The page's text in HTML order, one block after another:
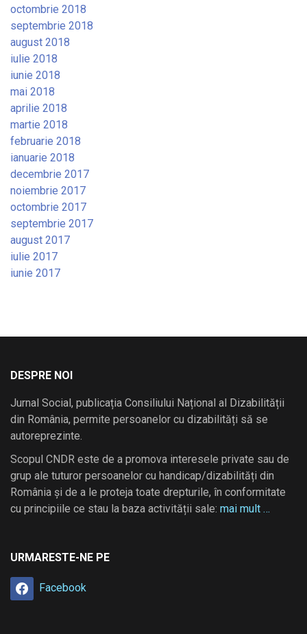
octombrie 2018
septembrie 2018
august 2018
iulie 2018
iunie 2018
mai 2018
aprilie 2018
martie 2018
februarie 2018
ianuarie 2018
decembrie 2017
noiembrie 2017
octombrie 2017
septembrie 2017
august 2017
iulie 2017
iunie 2017
DESPRE NOI
Jurnal Social, publicația Consiliului Național al Dizabilității
din România, permite persoanelor cu dizabilități să se
autoreprezinte.
Scopul CNDR este de a promova interesele private sau de
grup ale tuturor persoanelor cu handicap/dizabilități din
România și de a le proteja toate drepturile, în conformitate
cu principiile ce stau la baza activității sale: mai mult …
URMARESTE-NE PE
Facebook